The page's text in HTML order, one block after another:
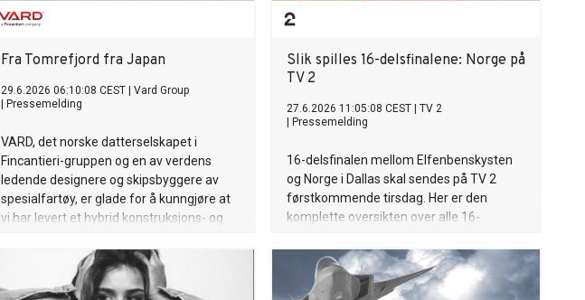
Fra Tomrefjord fra Japan
29.6.2026 06:10:08 CEST
Vard Group
Pressemelding
VARD, det norske datterselskapet i
Fincantieri-gruppen og en av verdens
ledende designere og skipsbyggere av
spesialfartøy, er glade for å kunngjøre at
vi har levert et hybrid konstruksjons- og
Construction Co Ltd.
Slik spilles 16-delsfinalene: Norge på
TV 2
27.6.2026 11:05:08 CEST
TV 2
Pressemelding
16-delsfinalen mellom Elfenbenskysten
og Norge i Dallas skal sendes på TV 2
førstkommende tirsdag. Her er den
komplette oversikten over alle 16-